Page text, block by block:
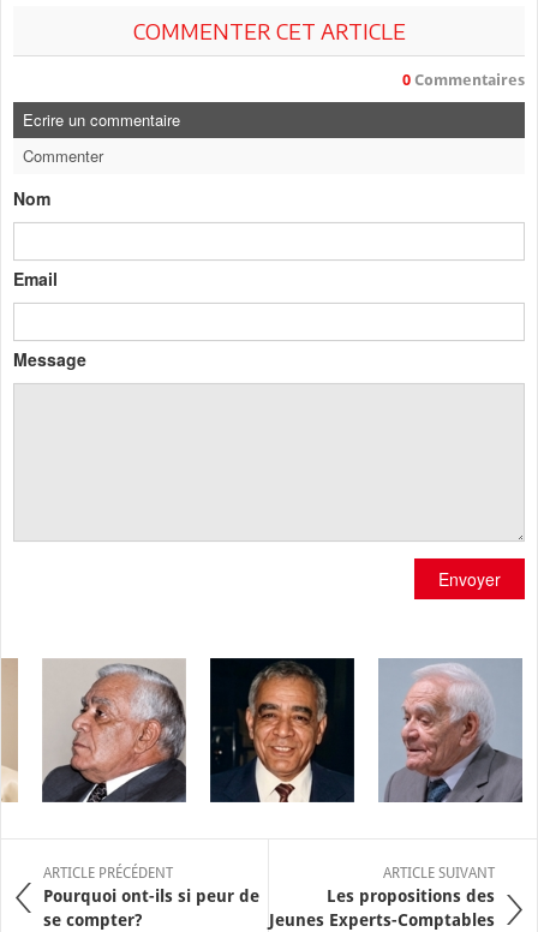
COMMENTER CET ARTICLE
0 Commentaires
Ecrire un commentaire
Commenter
Nom
Email
Message
Envoyer
ARTICLE PRÉCÉDENT
Pourquoi ont-ils si peur de
se compter?
ARTICLE SUIVANT
Les propositions des
Jeunes Experts-Comptables